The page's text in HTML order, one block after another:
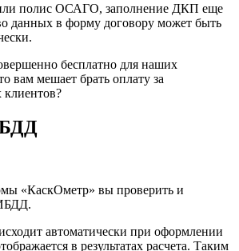
полис ОСАГО, заполнение ДКП еще
данных в форму договору может быть
бесплатно для наших
вам мешает брать оплату за
«КаскОметр» вы проверить и
автоматически при оформлении
в результатах расчета. Таким